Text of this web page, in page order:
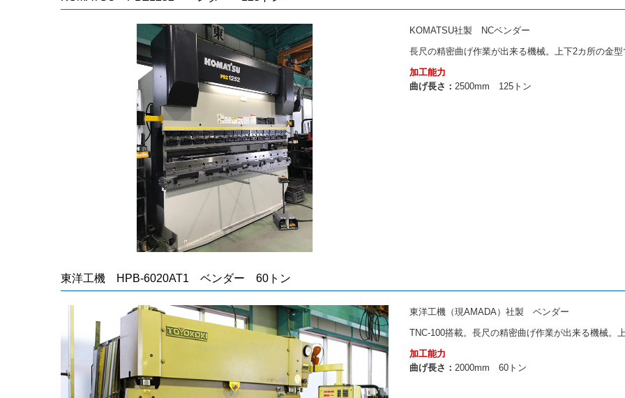
KOMATSU社製 NCベンダー
長尺の精密曲げ作業が出来る機械。上下2カ所の金
加工能力
曲げ長さ： 2500mm 125トン
東洋工機 HPB-6020AT1 ベンダー 60トン
東洋工機（現AMADA）社製 ベンダー
TNC-100搭載。長尺の精密曲げ作業が出来る機械。
加工能力
曲げ長さ： 2000mm 60トン